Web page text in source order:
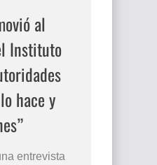
al
Instituto
hace y
entrevista